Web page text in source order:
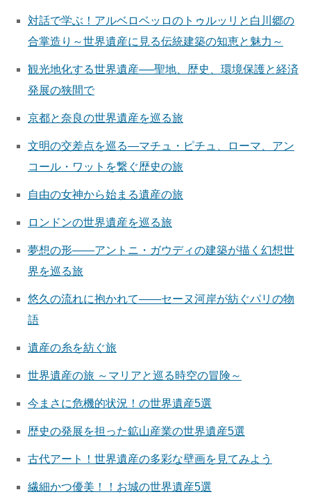
対話で学ぶ！アルベロベッロのトゥルッリと白川郷の
合掌造り～世界遺産に見る伝統建築の知恵と魅力～
観光地化する世界遺産──聖地、歴史、環境保護と経済
発展の狭間で
京都と奈良の世界遺産を巡る旅
文明の交差点を巡る—マチュ・ピチュ、ローマ、アン
コール・ワットを繋ぐ歴史の旅
自由の女神から始まる遺産の旅
ロンドンの世界遺産を巡る旅
夢想の形――アントニ・ガウディの建築が描く幻想世
界を巡る旅
悠久の流れに抱かれて――セーヌ河岸が紡ぐパリの物
語
遺産の糸を紡ぐ旅
世界遺産の旅 ～マリアと巡る時空の冒険～
今まさに危機的状況！の世界遺産5選
歴史の発展を担った鉱山産業の世界遺産5選
古代アート！世界遺産の多彩な壁画を見てみよう
繊細かつ優美！！お城の世界遺産5選